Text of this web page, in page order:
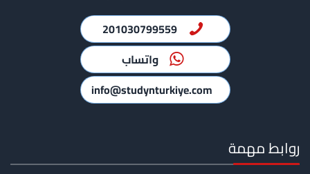
201030799559
واتساب
info@studynturkiye.com
روابط مهمة